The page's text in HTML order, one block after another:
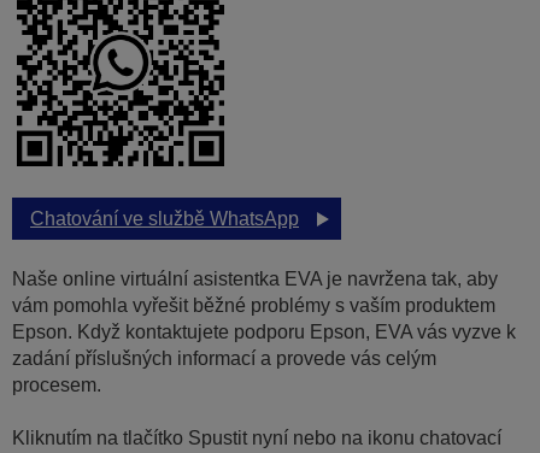
Chatování ve službě WhatsApp
Naše online virtuální asistentka EVA je navržena tak, aby
vám pomohla vyřešit běžné problémy s vaším produktem
Epson. Když kontaktujete podporu Epson, EVA vás vyzve k
zadání příslušných informací a provede vás celým
procesem.
Kliknutím na tlačítko Spustit nyní nebo na ikonu chatovací